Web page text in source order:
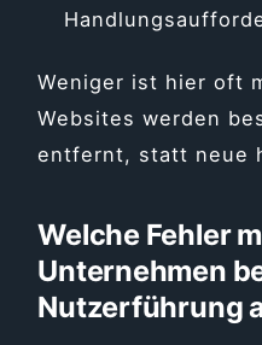
Weniger ist hier oft
Websites werden
entfernt, statt neue
Welche Fehler
Unternehmen
Nutzerführung